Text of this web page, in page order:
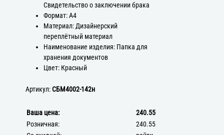
Свидетельство о заключении брака
Формат: А4
Материал: Дизайнерский
переплётный материал
Наименование изделия: Папка для
хранения документов
Цвет: Красный
Артикул:СБМ4002-142н
Ваша цена:
240.55
Розничная:
240.55